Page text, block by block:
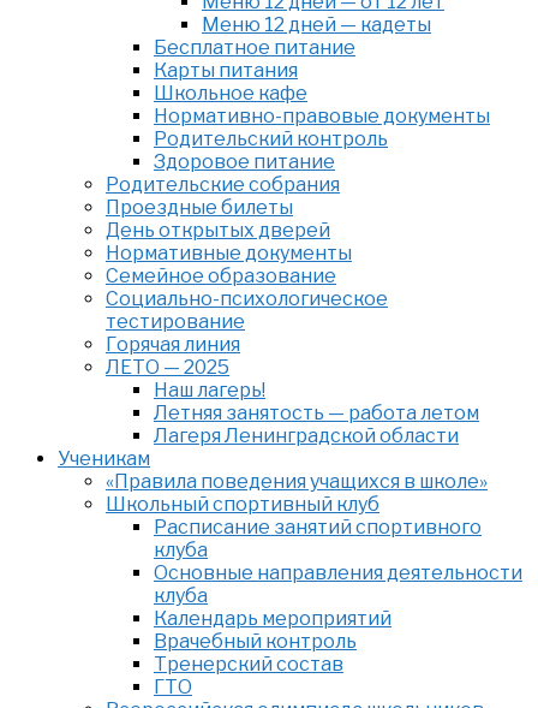
Меню 12 дней — кадеты
Бесплатное питание
Карты питания
Школьное кафе
Нормативно-правовые документы
Родительский контроль
Здоровое питание
Родительские собрания
Проездные билеты
День открытых дверей
Нормативные документы
Семейное образование
Cоциально-психологическое
тестирование
Горячая линия
ЛЕТО — 2025
Наш лагерь!
Летняя занятость — работа летом
Лагеря Ленинградской области
Ученикам
«Правила поведения учащихся в школе»
Школьный спортивный клуб
Расписание занятий спортивного
клуба
Основные направления деятельности
клуба
Календарь мероприятий
Врачебный контроль
Тренерский состав
ГТО